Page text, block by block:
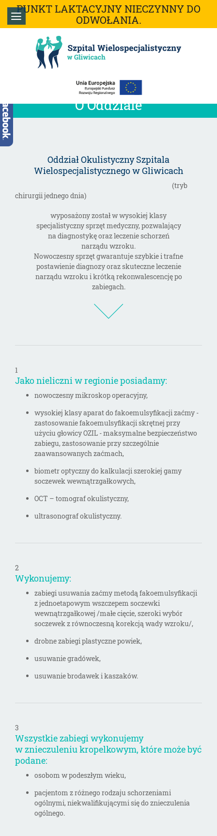
PUNKT LAKTACYJNY NIECZYNNY DO
ODWOŁANIA.
O Oddziale
Oddział Okulistyczny Szpitala
Wielospecjalistycznego w Gliwicach
(tryb
chirurgii jednego dnia)
wyposażony został w wysokiej klasy
specjalistyczny sprzęt medyczny, pozwalający
na diagnostykę oraz leczenie schorzeń
narządu wzroku.
Nowoczesny sprzęt gwarantuje szybkie i trafne
postawienie diagnozy oraz skuteczne leczenie
narządu wzroku i krótką rekonwalescencję po
zabiegach.

1
Jako nieliczni w regionie posiadamy:
nowoczesny mikroskop operacyjny,
wysokiej klasy aparat do fakoemulsyfikacji zaćmy -
zastosowanie fakoemulsyfikacji skrętnej przy
użyciu głowicy OZIL - maksymalne bezpieczeństwo
zabiegu, zastosowanie przy szczególnie
zaawansowanych zaćmach,
biometr optyczny do kalkulacji szerokiej gamy
soczewek wewnątrzgałkowych,
OCT – tomograf okulistyczny,
ultrasonograf okulistyczny.
2
Wykonujemy:
zabiegi usuwania zaćmy metodą fakoemulsyfikacji
z jednoetapowym wszczepem soczewki
wewnątrzgałkowej /małe cięcie, szeroki wybór
soczewek z równoczesną korekcją wady wzroku/,
drobne zabiegi plastyczne powiek,
usuwanie gradówek,
usuwanie brodawek i kaszaków.
3
Wszystkie zabiegi wykonujemy
w znieczuleniu kropelkowym, które może być
podane:
osobom w podeszłym wieku,
pacjentom z różnego rodzaju schorzeniami
ogólnymi, niekwalifikującymi się do znieczulenia
ogólnego.